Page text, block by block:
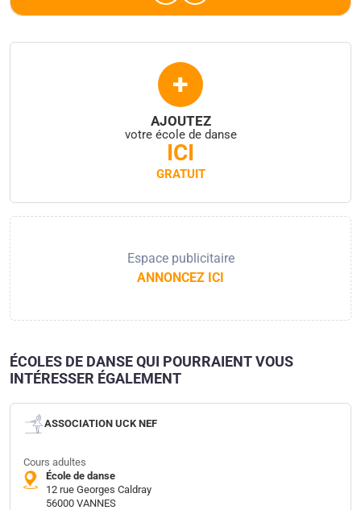
+
AJOUTEZ
votre école de danse
ICI
GRATUIT
Espace publicitaire
ANNONCEZ ICI
ÉCOLES DE DANSE QUI POURRAIENT VOUS
INTÉRESSER ÉGALEMENT
ASSOCIATION UCK NEF
Cours adultes
École de danse
12 rue Georges Caldray
56000 VANNES